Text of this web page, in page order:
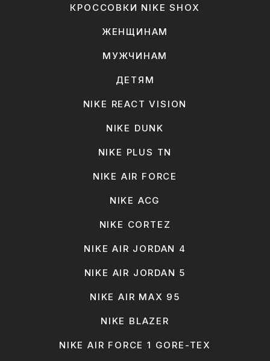
КРОССОВКИ NIKE SHOX
ЖЕНЩИНАМ
МУЖЧИНАМ
ДЕТЯМ
NIKE REACT VISION
NIKE DUNK
NIKE PLUS TN
NIKE AIR FORCE
NIKE ACG
NIKE CORTEZ
NIKE AIR JORDAN 4
NIKE AIR JORDAN 5
NIKE AIR MAX 95
NIKE BLAZER
NIKE AIR FORCE 1 GORE-TEX